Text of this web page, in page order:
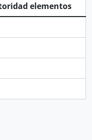
elementos